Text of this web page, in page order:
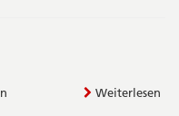
Weiterlesen